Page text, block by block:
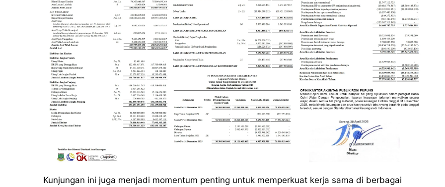
Kunjungan ini juga menjadi momentum penting untuk memperkuat kerja sama di berbagai